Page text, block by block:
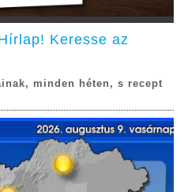
Keresse az
minden héten, s recept